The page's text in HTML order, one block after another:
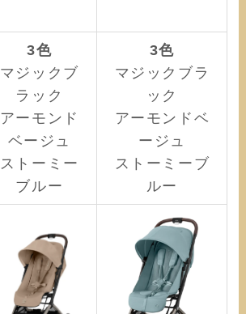
3色
マジックブ
ラック
アーモンド
ベージュ
ストーミー
ブルー
3色
マジックブラ
ック
アーモンドベ
ージュ
ストーミーブ
ルー